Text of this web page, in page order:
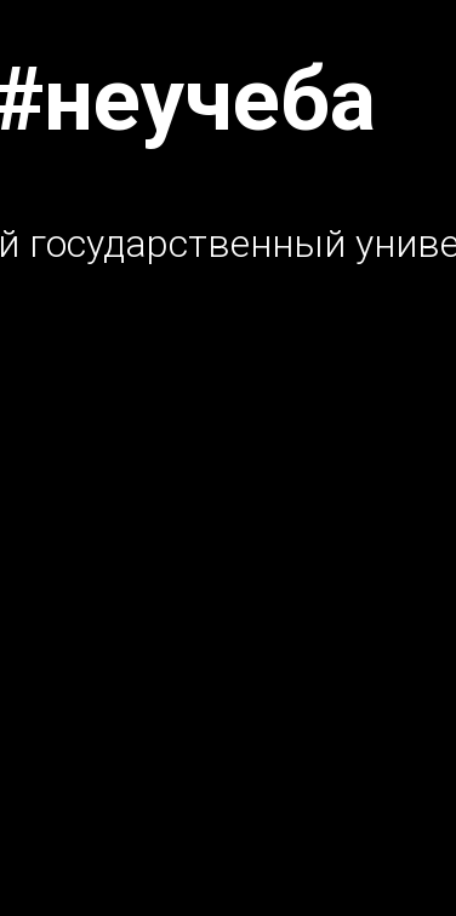
государственный